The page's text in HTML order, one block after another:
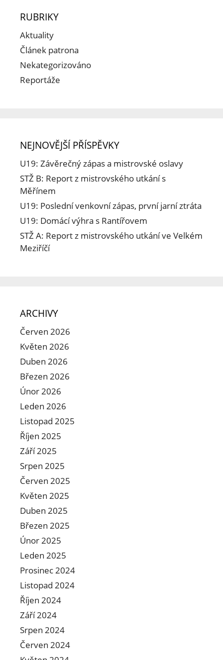
RUBRIKY
Aktuality
Článek patrona
Nekategorizováno
Reportáže
NEJNOVĚJŠÍ PŘÍSPĚVKY
U19: Závěrečný zápas a mistrovské oslavy
STŽ B: Report z mistrovského utkání s
Měřínem
U19: Poslední venkovní zápas, první jarní ztráta
U19: Domácí výhra s Rantířovem
STŽ A: Report z mistrovského utkání ve Velkém
Meziříčí
ARCHIVY
Červen 2026
Květen 2026
Duben 2026
Březen 2026
Únor 2026
Leden 2026
Listopad 2025
Říjen 2025
Září 2025
Srpen 2025
Červen 2025
Květen 2025
Duben 2025
Březen 2025
Únor 2025
Leden 2025
Prosinec 2024
Listopad 2024
Říjen 2024
Září 2024
Srpen 2024
Červen 2024